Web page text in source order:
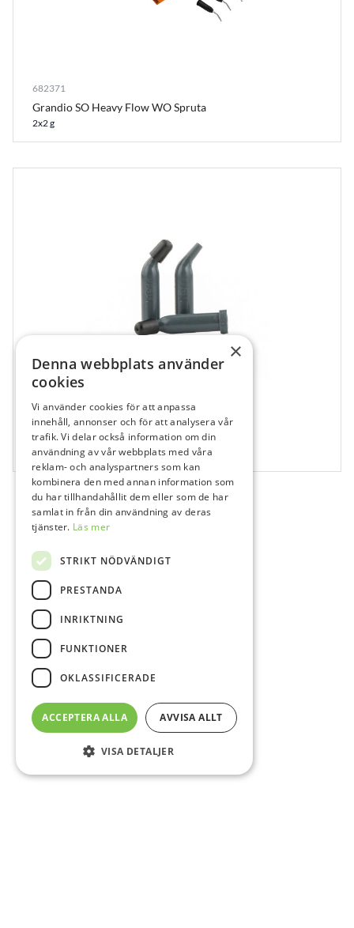
682371
Grandio SO Heavy Flow WO Spruta
2x2 g
682045
Herculite XRV kapsel C1 Emalj Kapsel
20x0,25 g
×
Denna webbplats använder
cookies
Vi använder cookies för att anpassa
innehåll, annonser och för att analysera vår
trafik. Vi delar också information om din
användning av vår webbplats med våra
reklam- och analyspartners som kan
kombinera den med annan information som
du har tillhandahållit dem eller som de har
samlat in från din användning av deras
tjänster. Läs mer
STRIKT NÖDVÄNDIGT
PRESTANDA
INRIKTNING
FUNKTIONER
OKLASSIFICERADE
ACCEPTERA ALLA AVVISA ALLT
VISA DETALJER